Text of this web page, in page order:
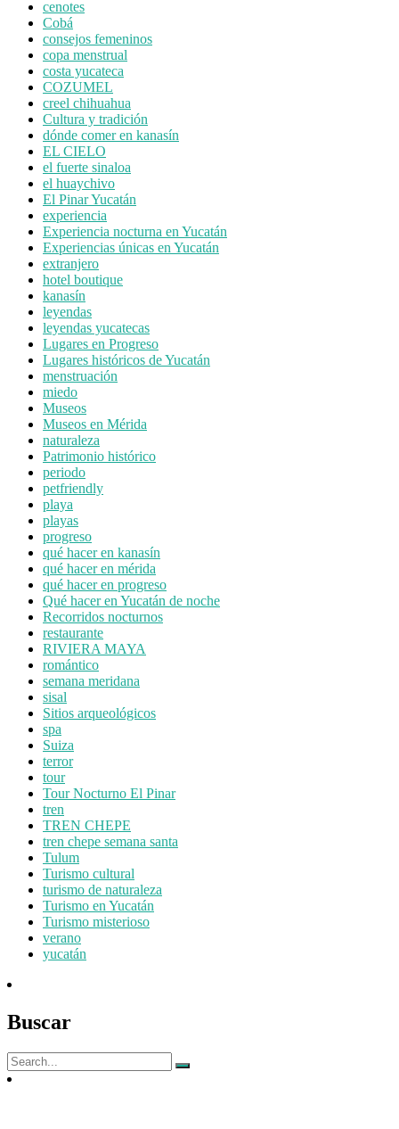
cenotes
Cobá
consejos femeninos
copa menstrual
costa yucateca
COZUMEL
creel chihuahua
Cultura y tradición
dónde comer en kanasín
EL CIELO
el fuerte sinaloa
el huaychivo
El Pinar Yucatán
experiencia
Experiencia nocturna en Yucatán
Experiencias únicas en Yucatán
extranjero
hotel boutique
kanasín
leyendas
leyendas yucatecas
Lugares en Progreso
Lugares históricos de Yucatán
menstruación
miedo
Museos
Museos en Mérida
naturaleza
Patrimonio histórico
periodo
petfriendly
playa
playas
progreso
qué hacer en kanasín
qué hacer en mérida
qué hacer en progreso
Qué hacer en Yucatán de noche
Recorridos nocturnos
restaurante
RIVIERA MAYA
romántico
semana meridana
sisal
Sitios arqueológicos
spa
Suiza
terror
tour
Tour Nocturno El Pinar
tren
TREN CHEPE
tren chepe semana santa
Tulum
Turismo cultural
turismo de naturaleza
Turismo en Yucatán
Turismo misterioso
verano
yucatán
Buscar